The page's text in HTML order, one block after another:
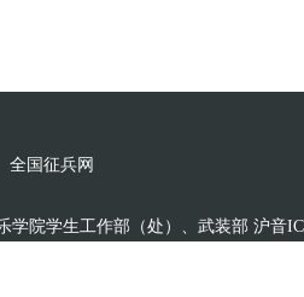
全国征兵网
学院学生工作部（处）、武装部 沪音